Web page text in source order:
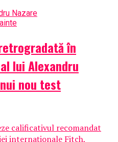
în
lui Alexandru
nou test
calificativul recomandat
internaționale Fitch,